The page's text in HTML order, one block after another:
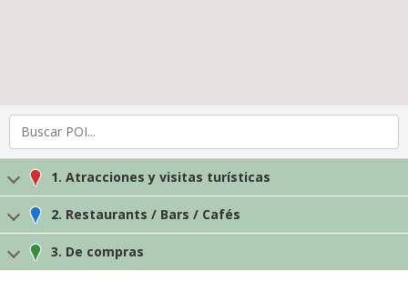
1. Atracciones y visitas turísticas
2. Restaurants / Bars / Cafés
3. De compras